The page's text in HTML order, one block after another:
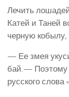
Лечить
Катей и Таней
черную
— Ее змея
бай.— Поэтому
русского